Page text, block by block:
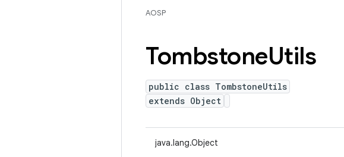
AOSP
TombstoneUtils
public class TombstoneUtils
extends Object
java.lang.Object